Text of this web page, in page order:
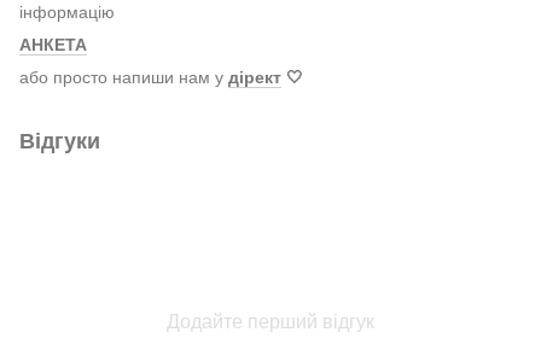
інформацію
АНКЕТА
або просто напиши нам у дірект 🤍
Відгуки
Додайте перший відгук